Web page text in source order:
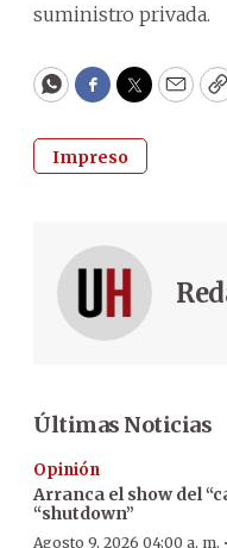
suministro privada.
WhatsApp
Facebook
Twitter
Impreso
Últimas Noticias
Opinión
Arranca el show del
“shutdown”
Agosto 9, 2026 04:00 a. m.